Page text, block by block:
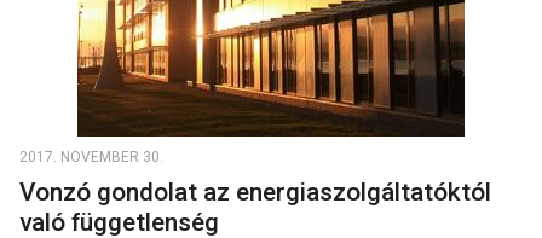
2017. NOVEMBER 30.
Vonzó gondolat az energiaszolgáltatóktól
való függetlenség